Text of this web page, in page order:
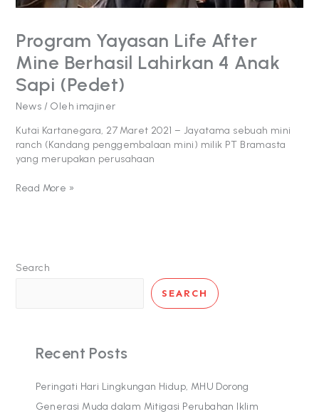
Program Yayasan Life After
Mine Berhasil Lahirkan 4 Anak
Sapi (Pedet)
News / Oleh imajiner
Kutai Kartanegara, 27 Maret 2021 – Jayatama sebuah mini
ranch (Kandang penggembalaan mini) milik PT Bramasta
yang merupakan perusahaan
(Pedet)
Read More »
Search
SEARCH
Recent Posts
Peringati Hari Lingkungan Hidup, MHU Dorong
Generasi Muda dalam Mitigasi Perubahan Iklim